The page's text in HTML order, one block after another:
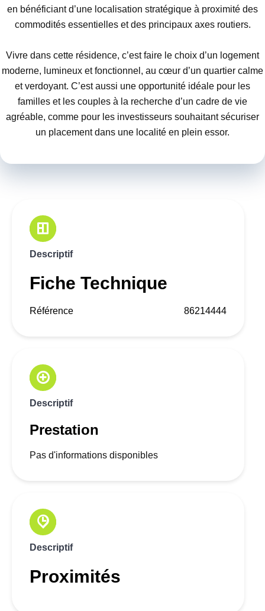
en bénéficiant d’une localisation stratégique à proximité des
commodités essentielles et des principaux axes routiers.
Vivre dans cette résidence, c’est faire le choix d’un logement
moderne, lumineux et fonctionnel, au cœur d’un quartier calme
et verdoyant. C’est aussi une opportunité idéale pour les
familles et les couples à la recherche d’un cadre de vie
agréable, comme pour les investisseurs souhaitant sécuriser
un placement dans une localité en plein essor.
Descriptif
Fiche Technique
Référence 86214444
Descriptif
Prestation
Pas d'informations disponibles
Descriptif
Proximités